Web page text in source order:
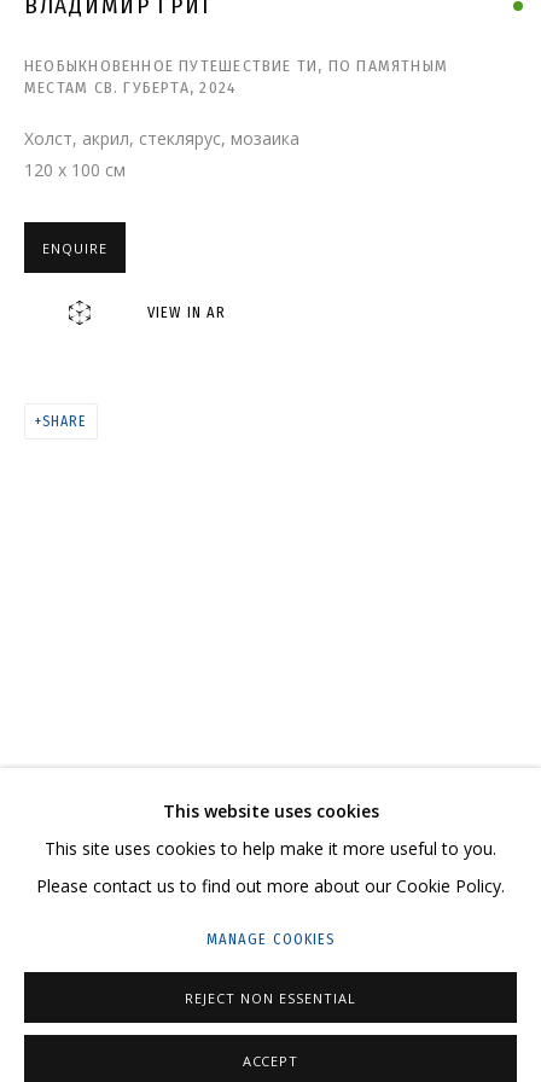
ВЛАДИМИР ГРИГ. «СПАСИБО
ВАМ, ЧТО БЫЛИ СНАМИ»
HELLO@GRIDCHINHALL.COM
MAILING LIST
23 TSENTRALNAYA STR., DMITROVSKOE VILLAGE,
ILYNSKOEHIGHWAY,MOSCOW REGION,RUSSIA
This website uses cookies
This site uses cookies to help make it more useful to you.
Please contact us to find out more about our Cookie Policy.
MANAGE COOKIES
REJECT NON ESSENTIAL
ACCEPT
НЕОБЫКНОВЕННОЕ ПУТЕШЕСТВИЕ ТИ, ПО ПАМЯТНЫМ
МЕСТАМ СВ. ГУБЕРТА,2024
Холст, акрил, стеклярус, мозаика
120 x 100 см
ENQUIRE
VIEW IN AR
SHARE